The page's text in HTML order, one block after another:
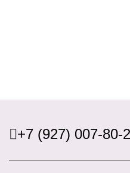
+7 (927) 007-80-